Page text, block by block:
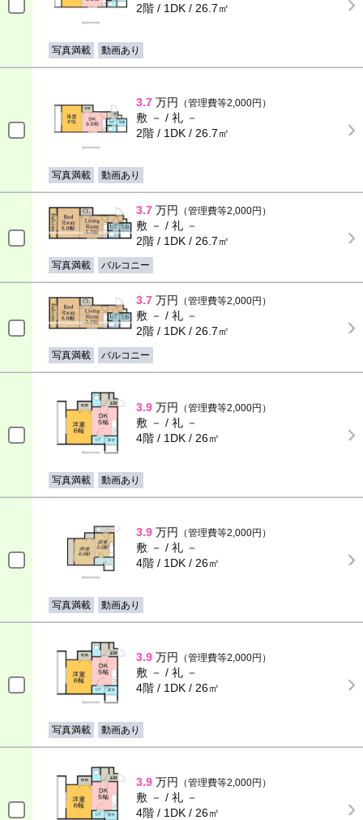
2階 / 1DK / 26.7㎡
写真満載 動画あり
3.7 万円 （管理費等2,000円）
敷 － / 礼 －
2階 / 1DK / 26.7㎡
写真満載 動画あり
3.7 万円 （管理費等2,000円）
敷 － / 礼 －
2階 / 1DK / 26.7㎡
写真満載 バルコニー
3.7 万円 （管理費等2,000円）
敷 － / 礼 －
2階 / 1DK / 26.7㎡
写真満載 バルコニー
3.9 万円 （管理費等2,000円）
敷 － / 礼 －
4階 / 1DK / 26㎡
写真満載 動画あり
3.9 万円 （管理費等2,000円）
敷 － / 礼 －
4階 / 1DK / 26㎡
写真満載 動画あり
3.9 万円 （管理費等2,000円）
敷 － / 礼 －
4階 / 1DK / 26㎡
写真満載 動画あり
3.9 万円 （管理費等2,000円）
敷 － / 礼 －
4階 / 1DK / 26㎡